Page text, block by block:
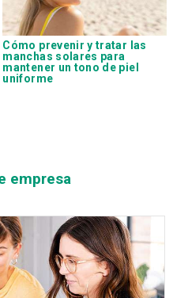
Cómo prevenir y tratar las
manchas solares para
mantener un tono de piel
uniforme
empresa